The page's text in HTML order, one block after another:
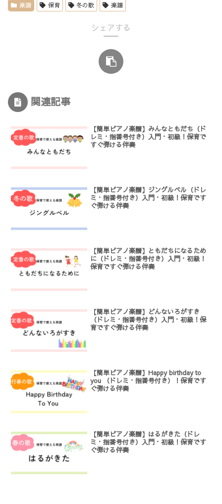
楽譜 保育 冬の歌 楽譜
シェアする
関連記事
【簡単ピアノ楽譜】みんなともだち（ド
レミ・指番号付き）入門・初級！保育で
すぐ弾ける伴奏
【簡単ピアノ楽譜】ジングルベル（ドレ
ミ・指番号付き）入門・初級！保育です
ぐ弾ける伴奏
【簡単ピアノ楽譜】ともだちになるため
に（ドレミ・指番号付き）入門・初級！
保育ですぐ弾ける伴奏
【簡単ピアノ楽譜】どんないろがすき
（ドレミ・指番号付き）入門・初級！保
育ですぐ弾ける伴奏
【簡単ピアノ楽譜】Happy birthday to
you （ドレミ・指番号付き）！保育です
ぐ弾ける伴奏
【簡単ピアノ楽譜】はるがきた（ドレ
ミ・指番号付き）入門・初級！保育です
ぐ弾ける伴奏